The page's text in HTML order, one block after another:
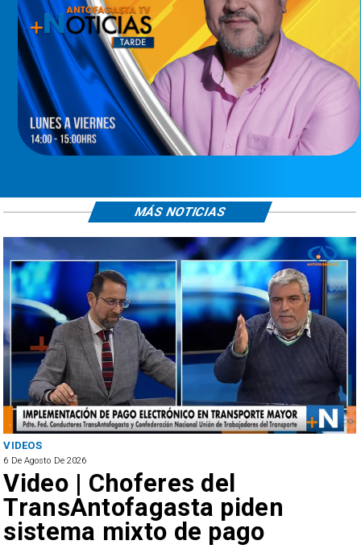
VIDEOS
6 De Agosto De 2026
Video | Choferes del
TransAntofagasta piden
sistema mixto de pago
MÁS NOTICIAS